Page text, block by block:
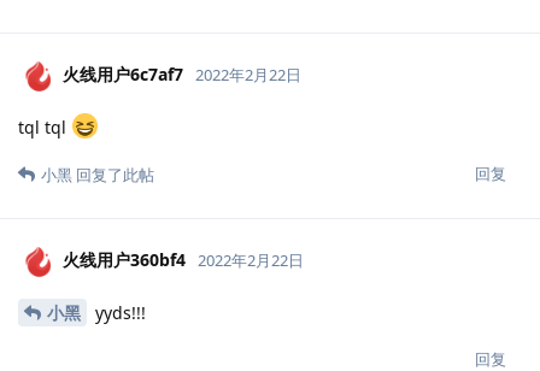
火线用户6c7af7 2022年2月22日
tql tql
回复
小黑 回复了此帖
火线用户360bf4 2022年2月22日
小黑 yyds!!!
回复